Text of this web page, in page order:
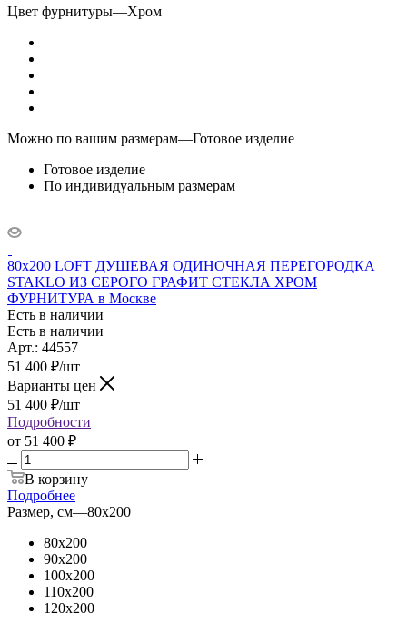
Цвет фурнитуры—Хром
Можно по вашим размерам—Готовое изделие
Готовое изделие
По индивидуальным размерам
80x200 LOFT ДУШЕВАЯ ОДИНОЧНАЯ ПЕРЕГОРОДКА
STAKLO ИЗ СЕРОГО ГРАФИТ СТЕКЛА ХРОМ
ФУРНИТУРА в Москве
Есть в наличии
Есть в наличии
Арт.: 44557
51 400 ₽/шт
Варианты цен
51 400 ₽/шт
Подробности
от 51 400 ₽
В корзину
Подробнее
Размер, см—80x200
80x200
90x200
100x200
110x200
120x200